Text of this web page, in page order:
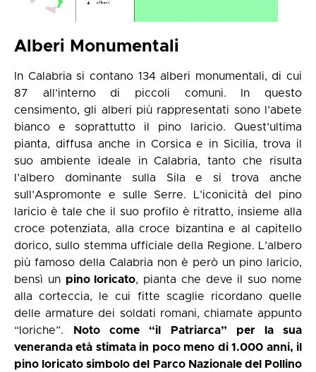
Alberi Monumentali
In Calabria si contano 134 alberi monumentali, di cui
87 all’interno di piccoli comuni. In questo
censimento, gli alberi più rappresentati sono l’abete
bianco e soprattutto il pino laricio. Quest’ultima
pianta, diffusa anche in Corsica e in Sicilia, trova il
suo ambiente ideale in Calabria, tanto che risulta
l’albero dominante sulla Sila e si trova anche
sull’Aspromonte e sulle Serre. L’iconicità del pino
laricio è tale che il suo profilo è ritratto, insieme alla
croce potenziata, alla croce bizantina e al capitello
dorico, sullo stemma ufficiale della Regione. L’albero
più famoso della Calabria non è però un pino laricio,
bensì un pino loricato, pianta che deve il suo nome
alla corteccia, le cui fitte scaglie ricordano quelle
delle armature dei soldati romani, chiamate appunto
“loriche”.
Noto come “il Patriarca” per la sua
veneranda età stimata in poco meno di 1.000 anni, il
pino loricato simbolo del Parco Nazionale del Pollino